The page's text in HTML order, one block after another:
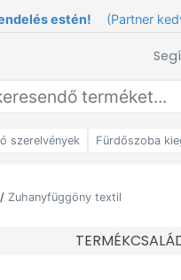
estén! (Partner
szerelvények Fürdőszoba
/ Zuhanyfüggöny textil